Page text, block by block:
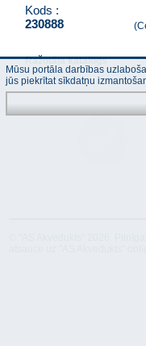
Kods :
230888
Ražotāja katalogs
Mūsu portāla darbības
jūs piekrītat sīkdatņu